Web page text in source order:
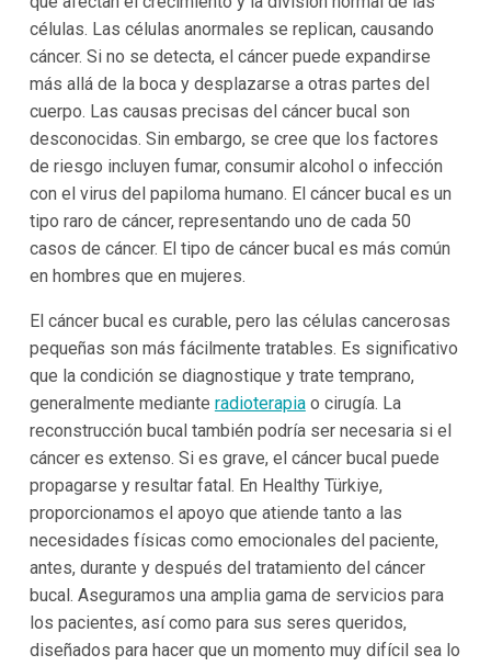
células. Las células anormales se replican, causando
cáncer. Si no se detecta, el cáncer puede expandirse
más allá de la boca y desplazarse a otras partes del
cuerpo. Las causas precisas del cáncer bucal son
desconocidas. Sin embargo, se cree que los factores
de riesgo incluyen fumar, consumir alcohol o infección
con el virus del papiloma humano. El cáncer bucal es un
tipo raro de cáncer, representando uno de cada 50
casos de cáncer. El tipo de cáncer bucal es más común
en hombres que en mujeres.
El cáncer bucal es curable, pero las células cancerosas
pequeñas son más fácilmente tratables. Es significativo
que la condición se diagnostique y trate temprano,
generalmente mediante radioterapiao cirugía. La
reconstrucción bucal también podría ser necesaria si el
cáncer es extenso. Si es grave, el cáncer bucal puede
propagarse y resultar fatal. En Healthy Türkiye,
proporcionamos el apoyo que atiende tanto a las
necesidades físicas como emocionales del paciente,
antes, durante y después del tratamiento del cáncer
bucal. Aseguramos una amplia gama de servicios para
los pacientes, así como para sus seres queridos,
diseñados para hacer que un momento muy difícil sea lo